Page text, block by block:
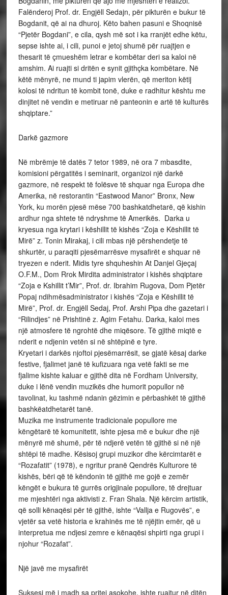
Falënderoj Prof. dr. Engjëll Sedajn, për pikturën e bukur të
Bogdanit, që ai na dhuroj. Këto bahen pasuni e Shoqnisë
“Pjetër Bogdani”, e cila, qysh më sot i ka rranjët edhe këtu,
sepse ishte ai, i cili, punoi e jetoj shumë për ruajtjen e
thesarit të çmueshëm letrar e kombëtar deri sa kaloi në
amshim. Ai ruajti si dritën e synit gjithçka kombëtare. Në
këtë mënyrë, ne mund ti japim vlerën, që meriton këtij
kolosi të ndritun të kombit tonë, duke e radhitur kështu me
dinjitet në vendin e metiruar në panteonin e artë të kulturës
shqiptare.”
Darkë gazmore
Në mbrëmje të datës 7 tetor 1989, në ora 7 mbasdite,
komisioni përgatitës i seminarit, organizoi një darkë
gazmore, në respekt të folësve të shquar nga Europa dhe
Amerika, në restorantin “Eastwood Manor” Bronx, New
York, ku morën pjesë mëse 700 bashkatdhetarë, që kishin
ardhur nga shtete të ndryshme të Amerikës. Darka u
kryesua nga krytari i këshillit të kishës “Zoja e Këshillit të
Mirë” z. Tonin Mirakaj, i cili mbas një përshendetje të
shkurtër, u paraqiti pjesëmarrësve mysafirët e shquar në
tryezen e nderit. Midis tyre shquheshin At Danjel Gjeçaj
O.F.M., Dom Rrok Mirdita administrator i kishës shqiptare
“Zoja e Kshillit t’Mir”, Prof. dr. Ibrahim Rugova, Dom Pjetër
Popaj ndihmësadministrator i kishës “Zoja e Këshillit të
Mirë”, Prof. dr. Engjëll Sedaj, Prof. Arshi Pipa dhe gazetari i
“Rilindjes” në Prishtinë z. Agim Fetahu. Darka, kaloi mes
një atmosfere të ngrohtë dhe miqësore. Të gjithë miqtë e
nderit e ndjenin vetën si në shtëpinë e tyre.
Kryetari i darkës njoftoi pjesëmarrësit, se gjatë kësaj darke
festive, fjalimet janë të kufizuara nga vetë fakti se me
fjalime kishte kaluar e gjithë dita në Fordham University,
duke i lënë vendin muzikës dhe humorit popullor në
tavolinat, ku tashmë ndanin gëzimin e përbashkët të gjithë
bashkëatdhetarët tanë.
Muzika me instrumente tradicionale popullore me
këngëtarë të komunitetit, ishte pjesa më e bukur dhe një
mënyrë më shumë, për të ndjerë vetën të gjithë si në një
shtëpi të madhe. Kësisoj grupi muzikor dhe kërcimtarët e
“Rozafatit” (1978), e ngritur pranë Qendrës Kulturore të
kishës, bëri që të këndonin të gjithë me gojë e zemër
këngët e bukura të gurrës origjinale popullore, të drejtuar
me mjeshtëri nga aktivisti z. Fran Shala. Një kërcim artistik,
që solli kënaqësi për të gjithë, ishte “Vallja e Rugovës”, e
vjetër sa vetë historia e krahinës me të njëjtin emër, që u
interpretua me ndjesi zemre e kënaqësi shpirti nga grupi i
njohur “Rozafat”.
Një javë me mysafirët
Suksesi më i madh sa pritej asokohe, ishte ruajtur në ditën